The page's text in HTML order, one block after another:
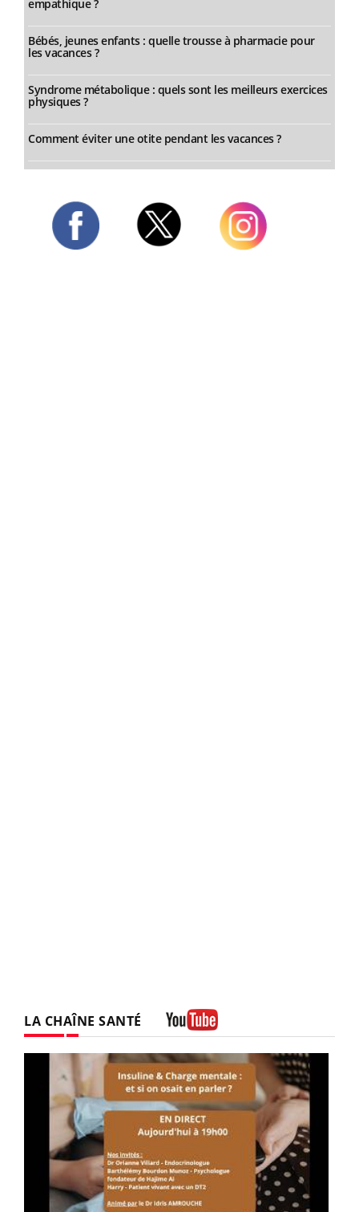
empathique ?
Bébés, jeunes enfants : quelle trousse à pharmacie pour
les vacances ?
Syndrome métabolique : quels sont les meilleurs exercices
physiques ?
Comment éviter une otite pendant les vacances ?
LA CHAÎNE SANTÉ